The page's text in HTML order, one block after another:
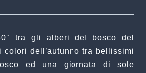
tra gli alberi del bosco del
colori dell’autunno tra bellissimi
ed una giornata di sole